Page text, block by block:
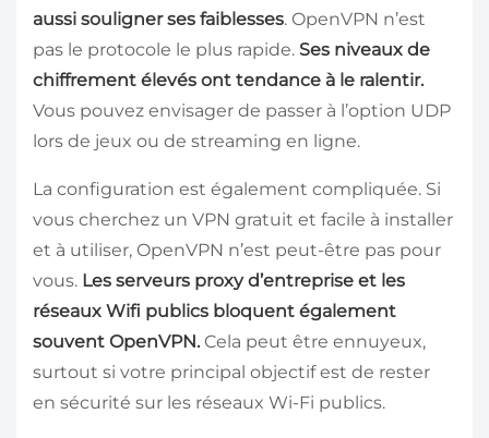
aussi souligner ses faiblesses. OpenVPN n’est
pas le protocole le plus rapide. Ses niveaux de
chiffrement élevés ont tendance à le ralentir.
Vous pouvez envisager de passer à l’option UDP
lors de jeux ou de streaming en ligne.
La configuration est également compliquée. Si
vous cherchez un VPN gratuit et facile à installer
et à utiliser, OpenVPN n’est peut-être pas pour
vous. Les serveurs proxy d’entreprise et les
réseaux Wifi publics bloquent également
souvent OpenVPN. Cela peut être ennuyeux,
surtout si votre principal objectif est de rester
en sécurité sur les réseaux Wi-Fi publics.